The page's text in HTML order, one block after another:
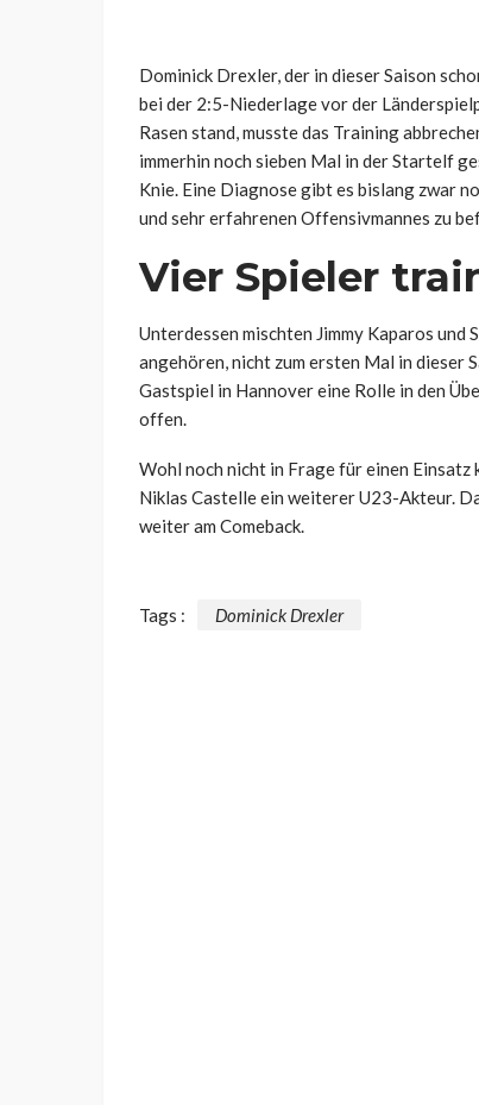
Dominick Drexler, der in dieser Saison
bei der 2:5-Niederlage vor der
Rasen stand, musste das Training
immerhin noch sieben Mal in der Startelf
Knie. Eine Diagnose gibt es bislang zwar
und sehr erfahrenen Offensivmannes zu
Vier Spieler
Unterdessen mischten Jimmy Kaparos und
angehören, nicht zum ersten Mal in dieser
Gastspiel in Hannover eine Rolle in den
offen.
Wohl noch nicht in Frage für einen Einsatz
Niklas Castelle ein weiterer U23-Akteur.
weiter am Comeback.
Tags : Dominick Drexler